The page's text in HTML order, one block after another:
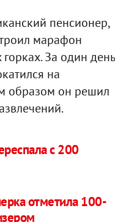
пенсионер,
марафон
За один день
на
образом он решил
с 200
отметила 100-